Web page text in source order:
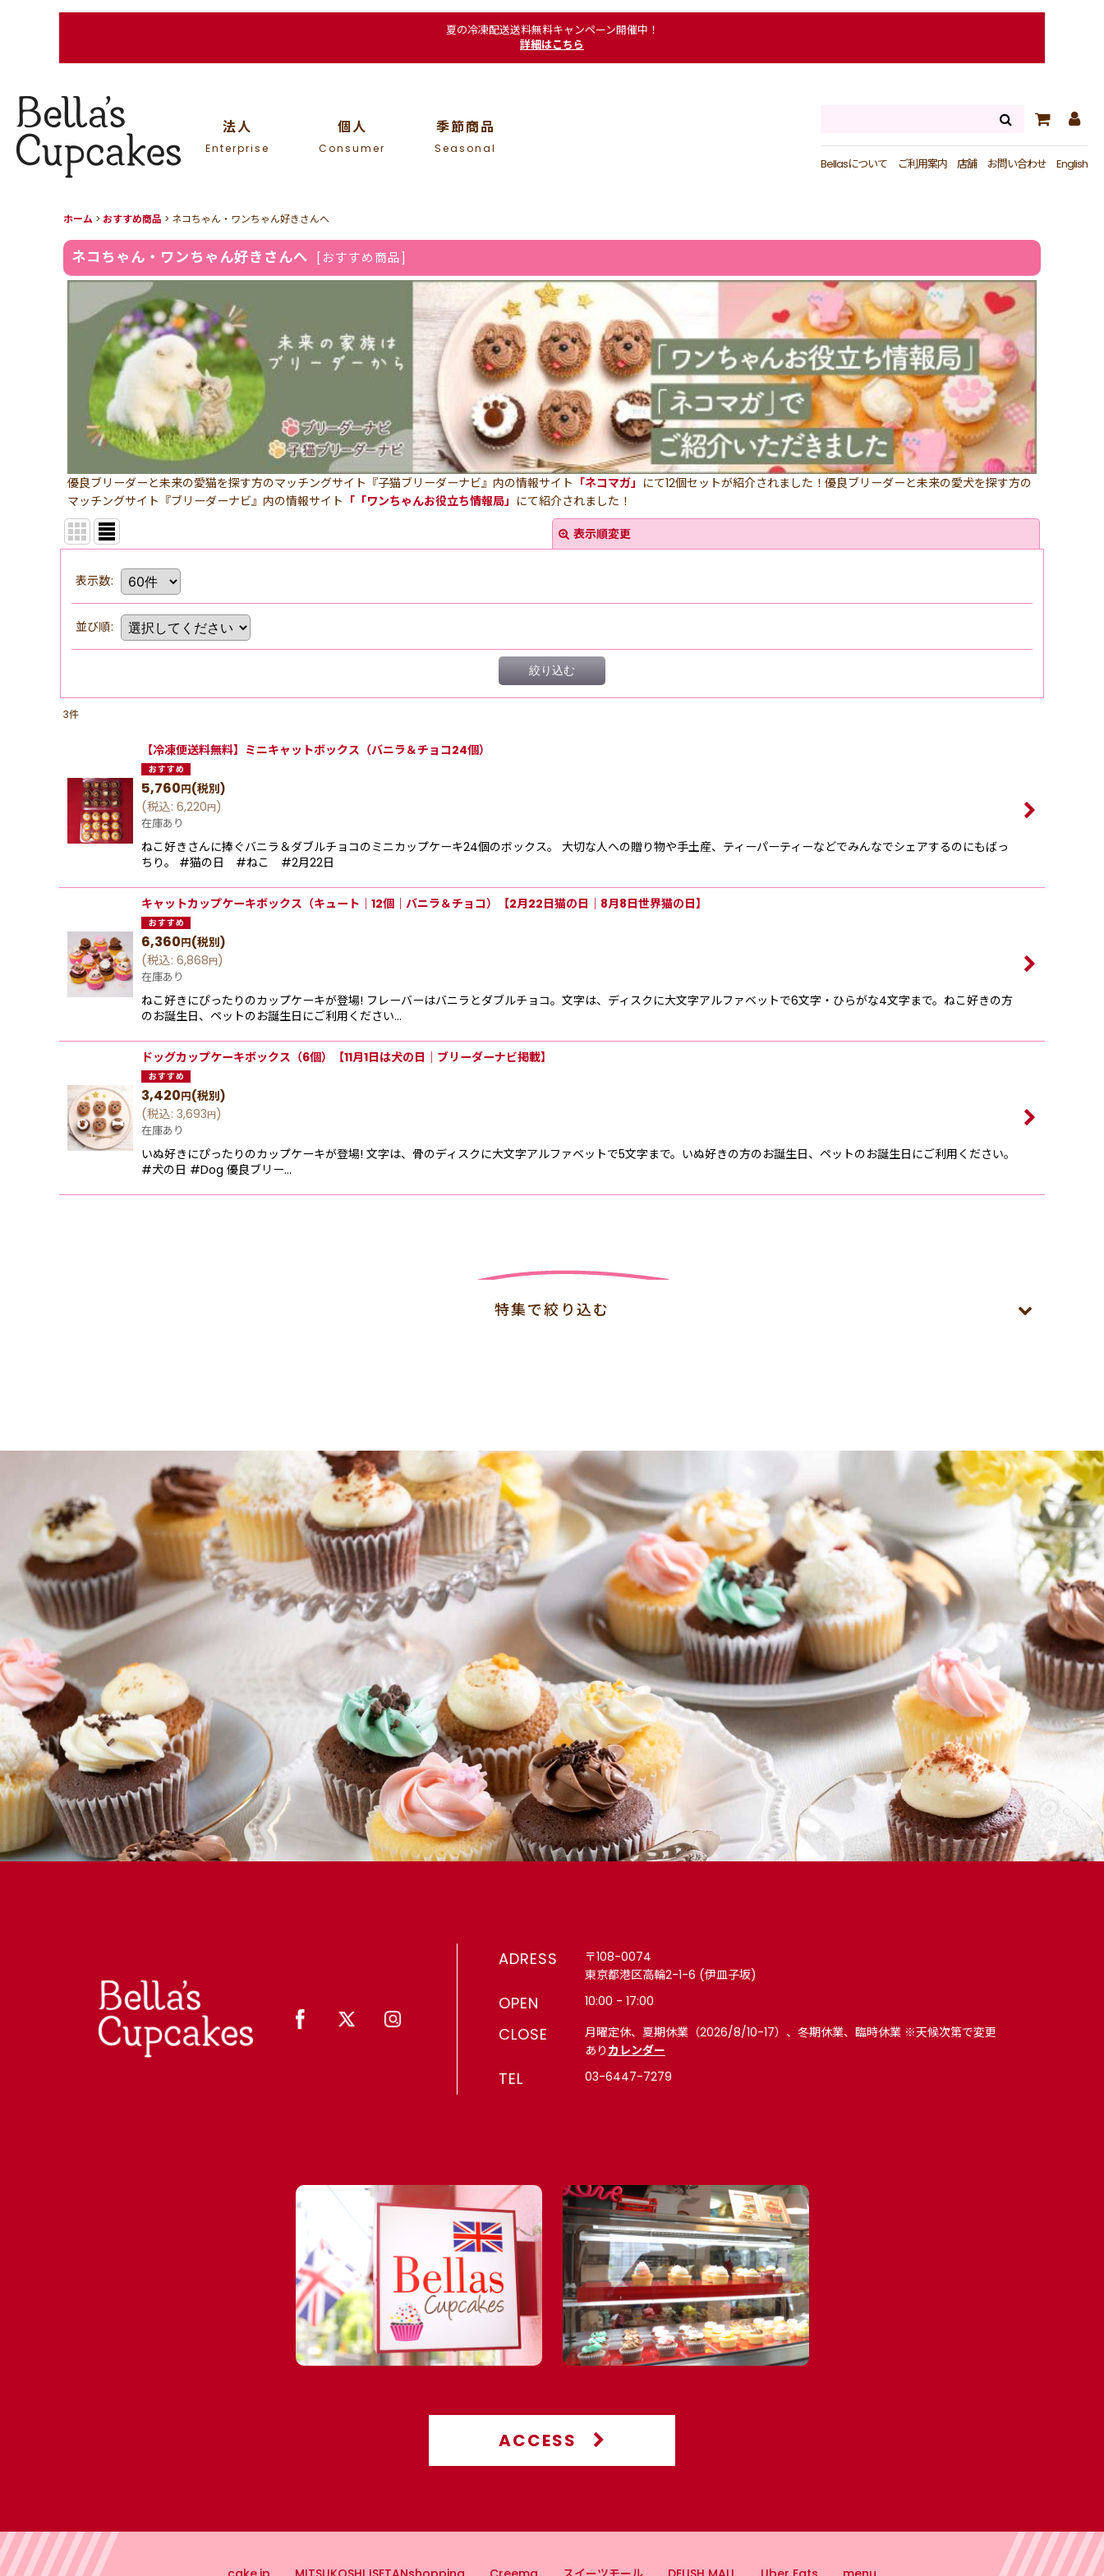
夏の冷凍配送送料無料キャンペーン開催中！
詳細はこちら
法人
Enterprise
個人
Consumer
季節商品
Seasonal
Bellasについて ご利用案内 店舗 お問い合わせ English
ホーム > おすすめ商品 > ネコちゃん・ワンちゃん好きさんへ
ネコちゃん・ワンちゃん好きさんへ おすすめ商品
優良ブリーダーと未来の愛猫を探す方のマッチングサイト『子猫ブリーダーナビ』内の情報サイト 「ネコマガ」 にて12個セットが紹介されました！優良ブリーダーと未来の愛犬を探す方の
マッチングサイト『ブリーダーナビ』内の情報サイト 「「ワンちゃんお役立ち情報局」 にて紹介されました！
表示順変更
表示数:
並び順:
絞り込む
3件
【冷凍便送料無料】ミニキャットボックス（バニラ＆チョコ24個）
5,760円(税別)
(税込: 6,220円)
在庫あり
ねこ好きさんに捧ぐバニラ＆ダブルチョコのミニカップケーキ24個のボックス。 大切な人への贈り物や手土産、ティーパーティーなどでみんなでシェアするのにもばっ
ちり。 #猫の日 #ねこ #2月22日
キャットカップケーキボックス（キュート｜12個｜バニラ＆チョコ）【2月22日猫の日｜8月8日世界猫の日】
6,360円(税別)
(税込: 6,868円)
在庫あり
ねこ好きにぴったりのカップケーキが登場! フレーバーはバニラとダブルチョコ。文字は、ディスクに大文字アルファベットで6文字・ひらがな4文字まで。ねこ好きの方
のお誕生日、ペットのお誕生日にご利用ください…
ドッグカップケーキボックス（6個）【11月1日は犬の日｜ブリーダーナビ掲載】
3,420円(税別)
(税込: 3,693円)
在庫あり
いぬ好きにぴったりのカップケーキが登場! 文字は、骨のディスクに大文字アルファベットで5文字まで。いぬ好きの方のお誕生日、ペットのお誕生日にご利用ください。
#犬の日 #Dog 優良ブリー…
特集で絞り込む
【法人向け】夏休みイベント 4,000円以上で冷凍配送無料（8月末まで）
【法人向け】🏙 カスタムメイド・コーポレートギフト｜企業・団体・学校・スポーツチームの方へ 4,000円以上で冷凍配送無料（8月末まで）
【法人向け】ロゴ 4,000円以上で冷凍配送無料（8月末まで）
【法人向け】メッセージ 4,000円以上で冷凍配送無料（8月末まで）
【個人向け】パーティー｜ティータイム｜キッズ向け｜誕生会(学校・クラブ)で人気 4,000円以上で冷凍配送無料（8月末まで）
【法人向け】🎁 パーティー 4,000円以上で冷凍配送無料（8月末まで）
🎂 誕生日・記念日・推し活｜名入れギフト｜カップケーキ・ケーキ 4,000円以上で冷凍配送無料（8月末まで）
6・7・8月の様々なシーンに
🌞 夏 4,000円以上で冷凍配送無料（8月末まで）
【法人向け】🏢内定式（10月1日｜10月上旬）・同期会・同窓会・懇親会・インターン・内々定式（6月1日）
🎁 入学・卒業｜入園・卒園｜スポーツ・背番号｜お祝い・ギフト
🍼 赤ちゃんのお祝い｜ジェンダー リビール・ベビーシャワー 4,000円以上で冷凍配送無料（8月末まで）
高輪本店（10:00-17:00 月曜日定休）
💖 PINK
💙 BLUE
【法人向け】国際女性デー（3/8）にオススメ
🎄 冬
ADRESS
〒108-0074
東京都港区高輪2-1-6 (伊皿子坂)
OPEN 10:00 - 17:00
CLOSE
月曜定休、夏期休業（2026/8/10-17）、冬期休業、臨時休業 ※天候次第で変更
あり カレンダー
TEL 03-6447-7279
ACCESS